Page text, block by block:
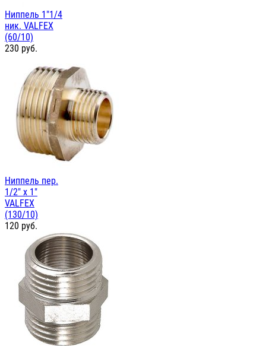
Ниппель 1"1/4
ник. VALFEX
(60/10)
230 руб.
Ниппель пер.
1/2" х 1"
VALFEX
(130/10)
120 руб.